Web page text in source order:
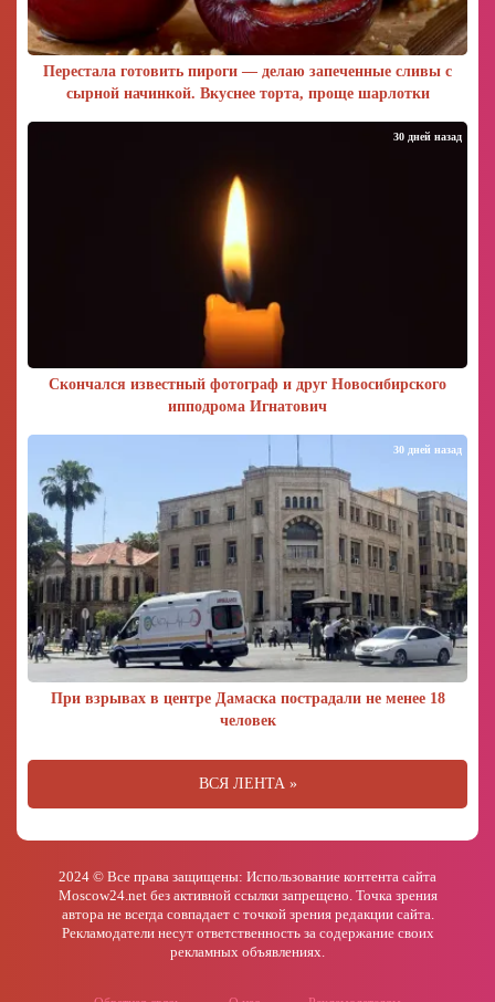
Перестала готовить пироги — делаю запеченные сливы с
сырной начинкой. Вкуснее торта, проще шарлотки
Скончался известный фотограф и друг Новосибирского
ипподрома Игнатович
30 дней назад
При взрывах в центре Дамаска пострадали не менее 18
человек
30 дней назад
ВСЯ ЛЕНТА »
2024 © Все права защищены: Использование контента сайта
Moscow24.net без активной ссылки запрещено. Точка зрения
автора не всегда совпадает с точкой зрения редакции сайта.
Рекламодатели несут ответственность за содержание своих
рекламных объявлениях.